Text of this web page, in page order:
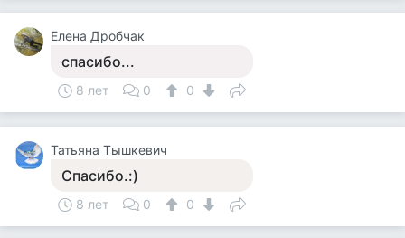
Елена Дробчак
спасибо...
8 лет 0 0
Татьяна Тышкевич
Спасибо.:)
8 лет 0 0